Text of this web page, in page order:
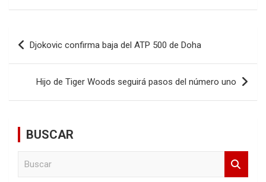
Navegación
de
entradas
Djokovic confirma baja del ATP 500 de Doha
Hijo de Tiger Woods seguirá pasos del número uno
BUSCAR